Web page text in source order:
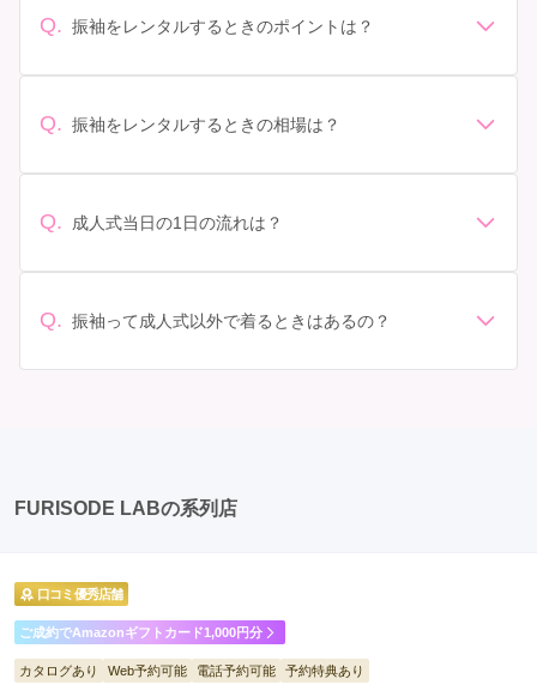
Q. 振袖をレンタルするときのポイントは？
があります。 サイズ選び: 自分の体型に合ったサイズを
ンタル料金に含まれるもの（小物や帯、草履など）を確
っかり確認しておく必要があります。 お店選び: 評判や
しょう。
Q. 振袖をレンタルするときの相場は？
されています。 高級なものやブランド物になると、それ
Q. 成人式当日の1日の流れは？
人式: 一般的に午前中に成人式が行わる場合が多いです
Q. 振袖って成人式以外で着るときはあるの？
FURISODE LABの系列店
口コミ優秀店舗
ご成約でAmazonギフトカード1,000円分
カタログあり Web予約可能 電話予約可能 予約特典あり